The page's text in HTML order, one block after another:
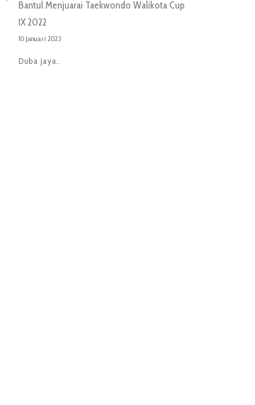
Bantul Menjuarai Taekwondo Walikota Cup
IX 2022
10 Januari 2023
Duba jaya..